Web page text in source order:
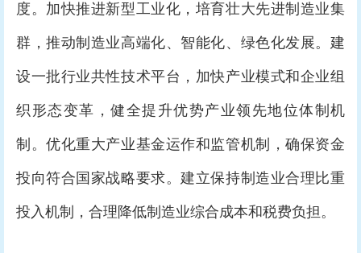
度。加快推进新型工业化，培育壮大先进制造业集
群，推动制造业高端化、智能化、绿色化发展。建
设一批行业共性技术平台，加快产业模式和企业组
织形态变革，健全提升优势产业领先地位体制机
制。优化重大产业基金运作和监管机制，确保资金
投向符合国家战略要求。建立保持制造业合理比重
投入机制，合理降低制造业综合成本和税费负担。